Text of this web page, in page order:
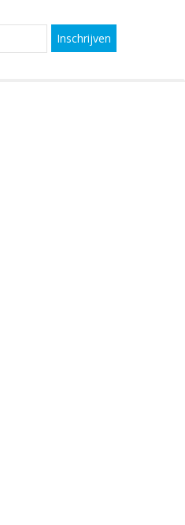
Inschrijven